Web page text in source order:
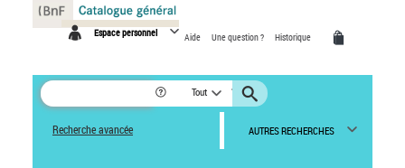
Espace personnel Aide Une question ? Historique
Tout
Recherche avancée AUTRES RECHERCHES
Panneau de gestion des cookies